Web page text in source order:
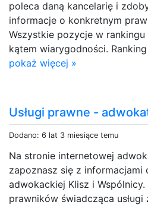
poleca daną kancelarię i
informacje o konkretnym
Wszystkie pozycje w
kątem wiarygodności.
pokaż więcej »
Usługi prawne -
Dodano: 6 lat 3 miesiące temu
Na stronie internetowej
zapoznasz się z informacjami
adwokackiej Klisz i
prawników świadcząca usługi